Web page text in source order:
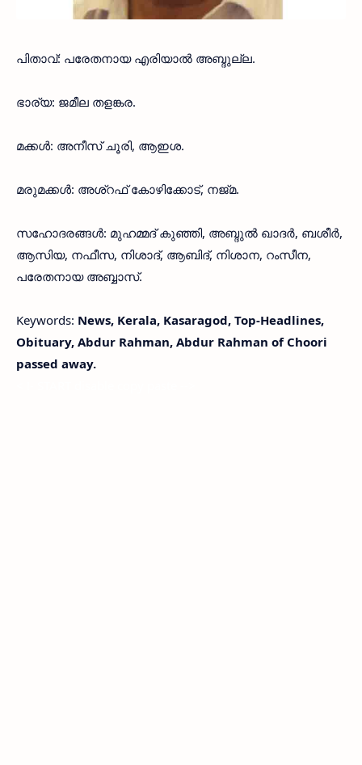
പിതാവ്: പരേതനായ എരിയാൽ അബ്ദുല്ല.
ഭാര്യ: ജമീല തളങ്കര.
മക്കൾ: അനീസ് ചൂരി, ആഇശ.
മരുമക്കൾ: അശ്റഫ് കോഴിക്കോട്, നജ്മ.
സഹോദരങ്ങൾ: മുഹമ്മദ് കുഞ്ഞി, അബ്ദുൽ ഖാദർ, ബശീർ,
ആസിയ, നഫീസ, നിശാദ്, ആബിദ്, നിശാന, റംസീന,
പരേതനായ അബ്ബാസ്.
Keywords: News, Kerala, Kasaragod, Top-Headlines,
Obituary, Abdur Rahman, Abdur Rahman of Choori
passed away.